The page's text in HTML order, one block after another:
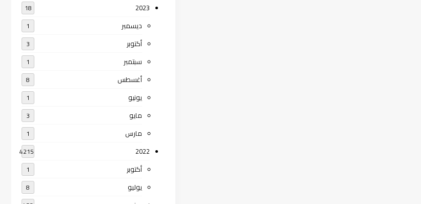
2023
18
ديسمبر 1
أكتوبر 3
سبتمبر 1
أغسطس 8
يونيو 1
مايو 3
مارس 1
2022
4215
أكتوبر 1
يوليو 8